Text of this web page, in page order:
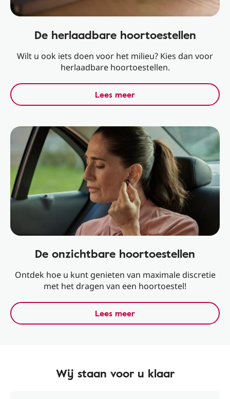
De herlaadbare hoortoestellen
Wilt u ook iets doen voor het milieu? Kies dan voor
herlaadbare hoortoestellen.
Lees meer
De onzichtbare hoortoestellen
Ontdek hoe u kunt genieten van maximale discretie
met het dragen van een hoortoestel!
Lees meer
Wij staan voor u klaar